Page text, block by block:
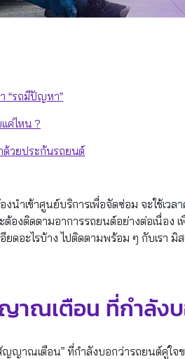
“รถมีปัญหา”
ค่ไหน ?
ด้วยประกันรถยนต์
งนำเข้าศูนย์บริการเพื่อจัดซ่อม จะใช้
งติดตามอาการรถยนต์อย่างต่อเนื่อง
อะไรบ้าง ไปติดตามพร้อม ๆ กับเรา มิส
ณเตือน ที่กำลังบ
ญาณเตือน” ที่กำลังบอกว่ารถยนต์คู่ใ